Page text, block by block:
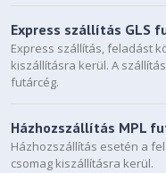
Express szállítás GLS
Express szállítás, feladást
kiszállításra kerül. A
futárcég.
Házhozszállítás MPL
Házhozszállítás esetén a
csomag kiszállításra kerül.